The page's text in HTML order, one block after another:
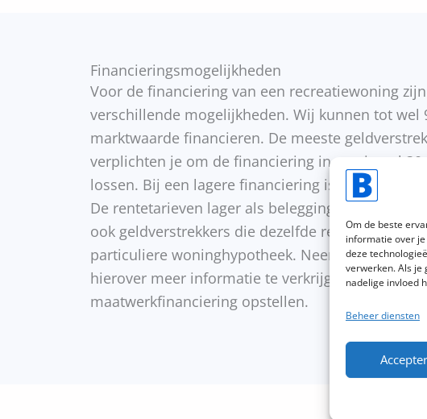
Om de beste
informatie over
deze
verwerken. Als je
nadelige invloed
Beheer diensten
Financieringsmogelijkheden
Voor de financiering van een recreatiewoning
verschillende mogelijkheden. Wij kunnen tot wel
marktwaarde financieren. De meeste
verplichten je om de financiering in maximaal 30
lossen. Bij een lagere financiering is
De rentetarieven lager als
ook geldverstrekkers die dezelfde rente rekenen
particuliere woninghypotheek. Neem contact
hierover meer informatie te verkrijgen. Wij
maatwerkfinanciering opstellen.